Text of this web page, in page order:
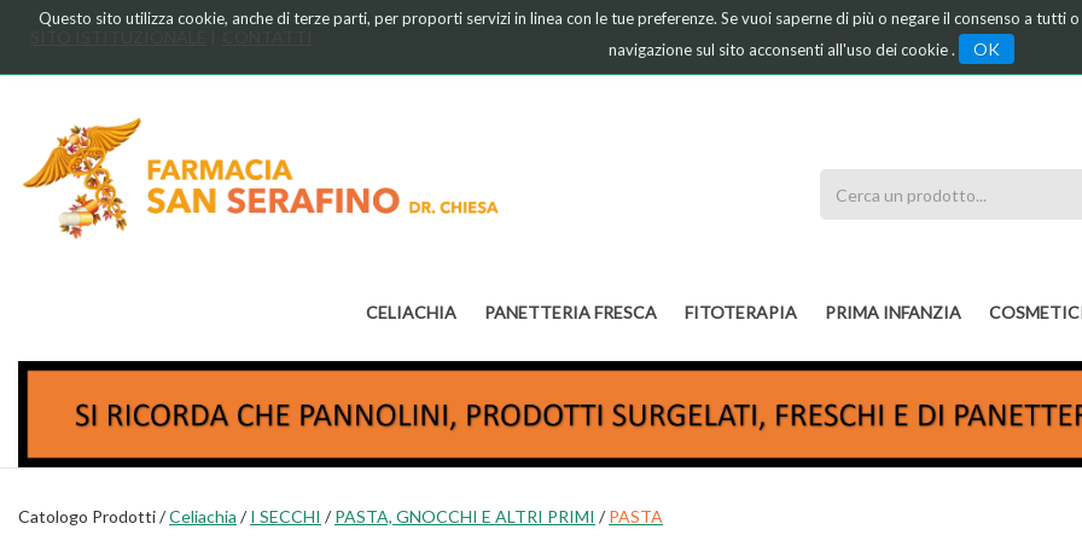
PassaQuesto sito utilizza cookie, anche di terze parti, per proporti servizi in linea con le tue preferenze. Se vuoi saperne di più o negare il consenso a tutti
navigazione sul sito acconsenti all'uso dei cookie .
OK
Prodotto
CELIACHIA PANETTERIA FRESCA FITOTERAPIA PRIMA INFANZIA
Catologo Prodotti /Celiachia /I SECCHI /PASTA, GNOCCHI E ALTRI PRIMI /PASTA